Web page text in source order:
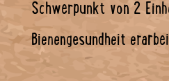
Schwerpunkt von 2
Bienengesundheit